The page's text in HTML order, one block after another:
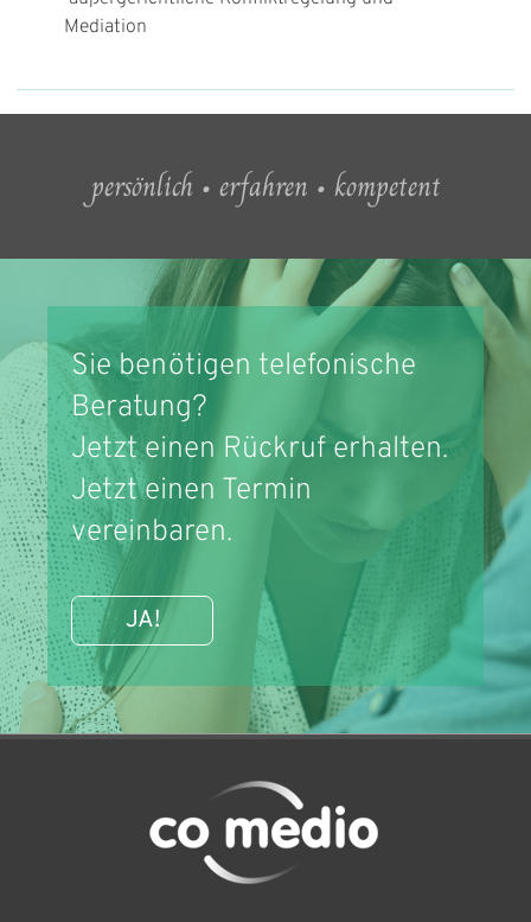
Mediation
persönlich • erfahren • kompetent
Sie benötigen telefonische
Beratung?
Jetzt einen Rückruf erhalten.
Jetzt einen Termin
vereinbaren.
JA!
Honorar
Team
Kontakt